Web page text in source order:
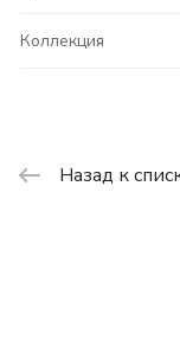
Коллекция
Назад к